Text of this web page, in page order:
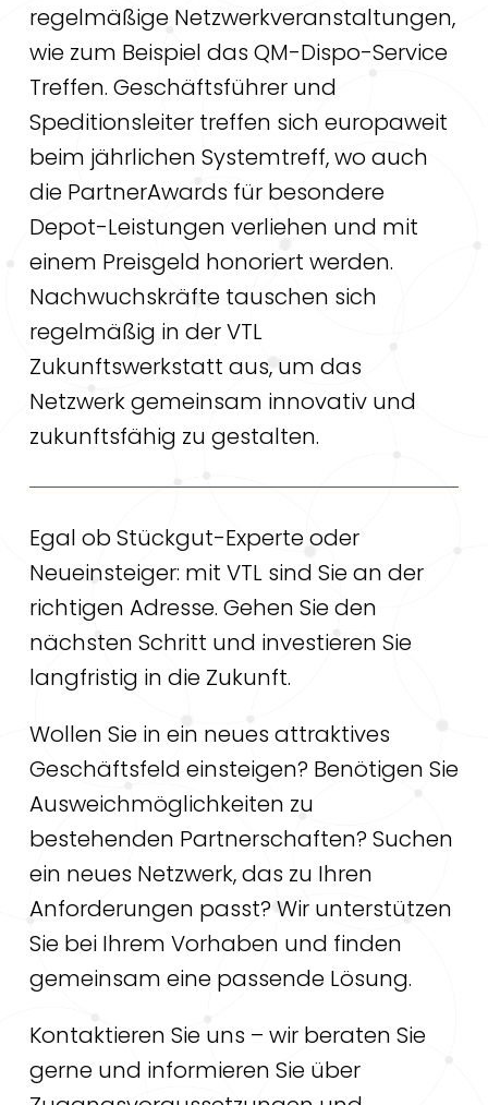
regelmäßige Netzwerkveranstaltungen,
wie zum Beispiel das QM-Dispo-Service
Treffen. Geschäftsführer und
Speditionsleiter treffen sich europaweit
beim jährlichen Systemtreff, wo auch
die PartnerAwards für besondere
Depot-Leistungen verliehen und mit
einem Preisgeld honoriert werden.
Nachwuchskräfte tauschen sich
regelmäßig in der VTL
Zukunftswerkstatt aus, um das
Netzwerk gemeinsam innovativ und
zukunftsfähig zu gestalten.
Egal ob Stückgut-Experte oder
Neueinsteiger: mit VTL sind Sie an der
richtigen Adresse. Gehen Sie den
nächsten Schritt und investieren Sie
langfristig in die Zukunft.
Wollen Sie in ein neues attraktives
Geschäftsfeld einsteigen? Benötigen Sie
Ausweichmöglichkeiten zu
bestehenden Partnerschaften? Suchen
ein neues Netzwerk, das zu Ihren
Anforderungen passt? Wir unterstützen
Sie bei Ihrem Vorhaben und finden
gemeinsam eine passende Lösung.
Kontaktieren Sie uns – wir beraten Sie
gerne und informieren Sie über